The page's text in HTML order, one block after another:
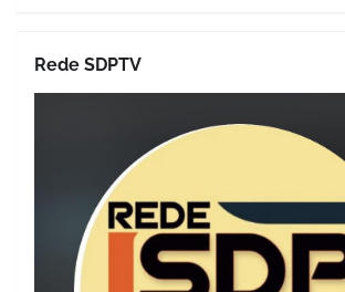
Rede SDPTV